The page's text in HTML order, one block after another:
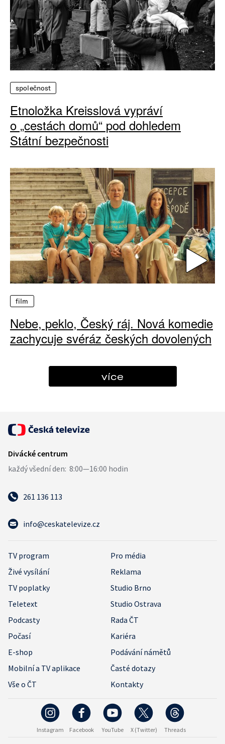
společnost
Etnoložka Kreisslová vypráví
o „cestách domů“ pod dohledem
Státní bezpečnosti
film
Nebe, peklo, Český ráj. Nová komedie
zachycuje svéráz českých dovolených
více
261 136 113
info@ceskatelevize.cz
TV program
Pro média
Živé vysílání
Reklama
TV poplatky
Studio Brno
Teletext
Studio Ostrava
Podcasty
Rada ČT
Počasí
Kariéra
E-shop
Podávání námětů
Mobilní a TV aplikace
Časté dotazy
Vše o ČT
Kontakty
Instagram Facebook YouTube X (Twitter) Threads